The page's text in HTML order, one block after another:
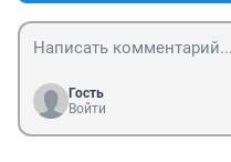
Гость
Войти